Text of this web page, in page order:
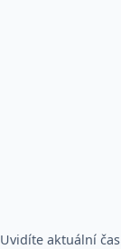
Uvidíte aktuální